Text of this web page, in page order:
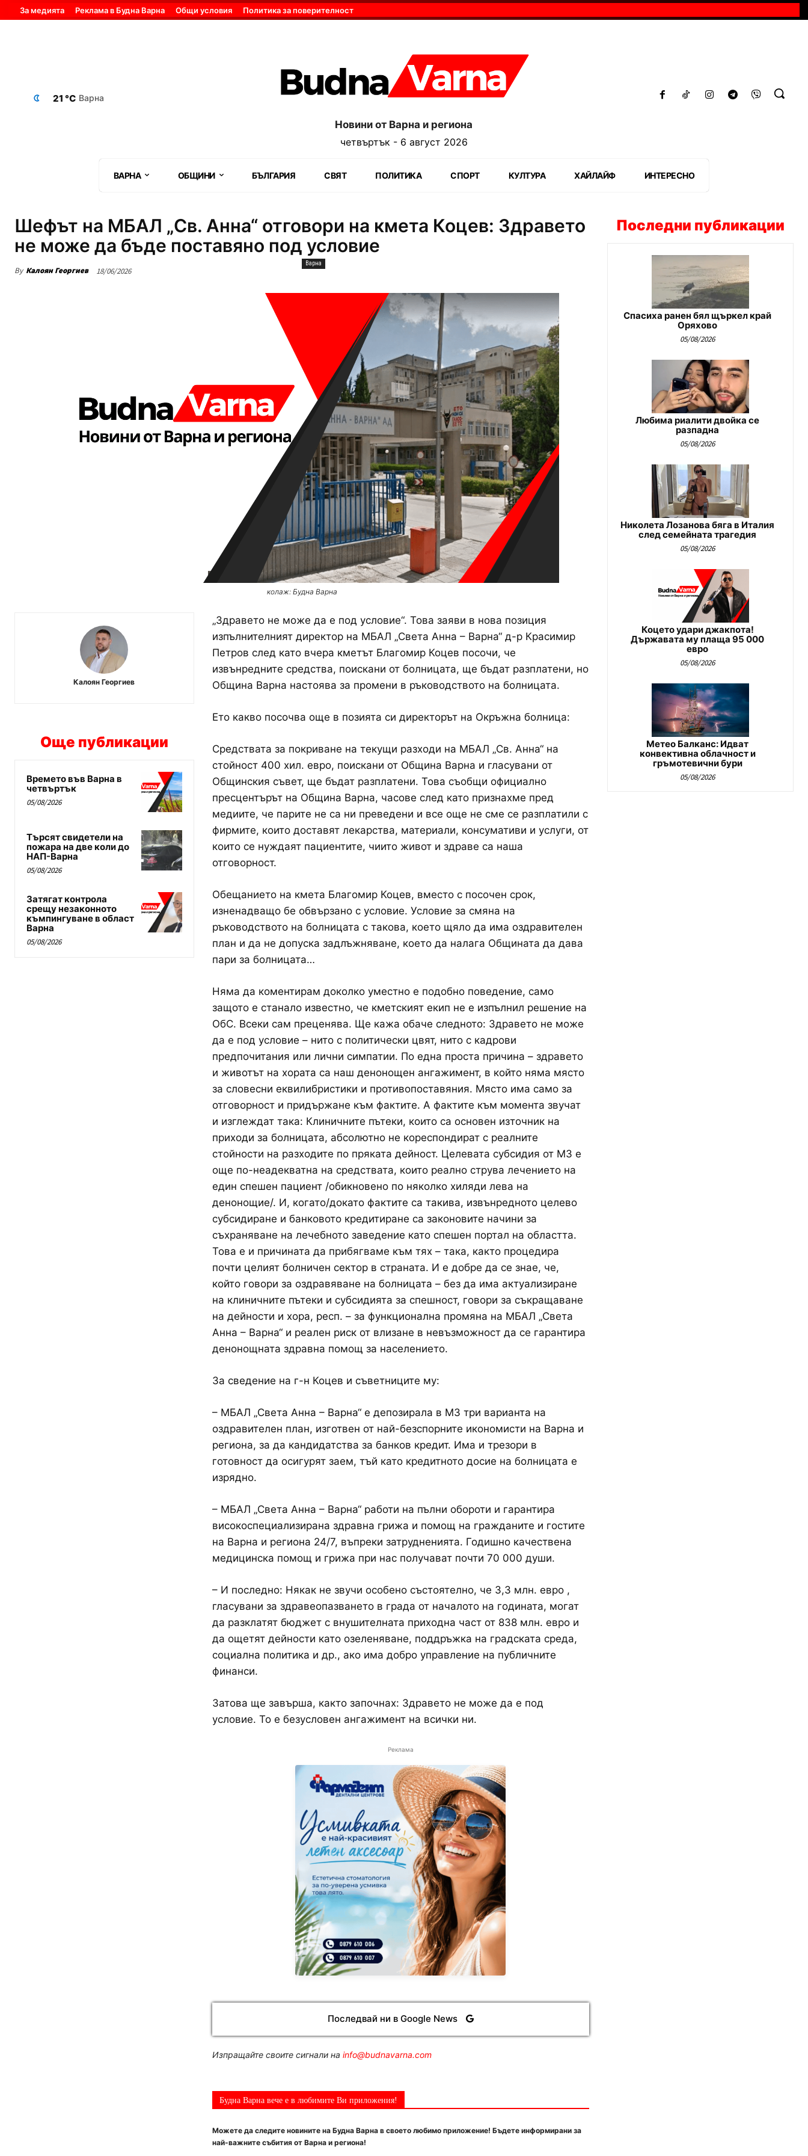
За медията Реклама в Будна Варна Общи условия Политика за поверителност
21 °C Варна
Новини от Варна и региона
четвъртък - 6 август 2026
ВАРНА ОБЩИНИ БЪЛГАРИЯ СВЯТ ПОЛИТИКА СПОРТ КУЛТУРА ХАЙЛАЙФ ИНТЕРЕСНО
Шефът на МБАЛ „Св. Анна“ отговори на кмета Коцев: Здравето
не може да бъде поставяно под условие
By Калоян Георгиев 18/06/2026
Варна
колаж: Будна Варна
Калоян Георгиев
Още публикации
Времето във Варна в
четвъртък
05/08/2026
Търсят свидетели на
пожара на две коли до
НАП-Варна
05/08/2026
Затягат контрола
срещу незаконното
къмпингуване в област
Варна
05/08/2026
„Здравето не може да е под условие“. Това заяви в нова позиция
изпълнителният директор на МБАЛ „Света Анна – Варна“ д-р Красимир
Петров след като вчера кметът Благомир Коцев посочи, че
извънредните средства, поискани от болницата, ще бъдат разплатени, но
Община Варна настоява за промени в ръководството на болницата.
Ето какво посочва още в позията си директорът на Окръжна болница:
Средствата за покриване на текущи разходи на МБАЛ „Св. Анна“ на
стойност 400 хил. евро, поискани от Община Варна и гласувани от
Общинския съвет, ще бъдат разплатени. Това съобщи официално
пресцентърът на Община Варна, часове след като признахме пред
медиите, че парите не са ни преведени и все още не сме се разплатили с
фирмите, които доставят лекарства, материали, консумативи и услуги, от
които се нуждаят пациентите, чиито живот и здраве са наша
отговорност.
Обещанието на кмета Благомир Коцев, вместо с посочен срок,
изненадващо бе обвързано с условие. Условие за смяна на
ръководството на болницата с такова, което щяло да има оздравителен
план и да не допуска задлъжняване, което да налага Общината да дава
пари за болницата…
Няма да коментирам доколко уместно е подобно поведение, само
защото е станало известно, че кметският екип не е изпълнил решение на
ОбС. Всеки сам преценява. Ще кажа обаче следното: Здравето не може
да е под условие – нито с политически цвят, нито с кадрови
предпочитания или лични симпатии. По една проста причина – здравето
и животът на хората са наш денонощен ангажимент, в който няма място
за словесни еквилибристики и противопоставяния. Място има само за
отговорност и придържане към фактите. А фактите към момента звучат
и изглеждат така: Клиничните пътеки, които са основен източник на
приходи за болницата, абсолютно не кореспондират с реалните
стойности на разходите по пряката дейност. Целевата субсидия от МЗ е
още по-неадекватна на средствата, които реално струва лечението на
един спешен пациент /обикновено по няколко хиляди лева на
денонощие/. И, когато/докато фактите са такива, извънредното целево
субсидиране и банковото кредитиране са законовите начини за
съхраняване на лечебното заведение като спешен портал на областта.
Това е и причината да прибягваме към тях – така, както процедира
почти целият болничен сектор в страната. И е добре да се знае, че,
който говори за оздравяване на болницата – без да има актуализиране
на клиничните пътеки и субсидията за спешност, говори за съкращаване
на дейности и хора, респ. – за функционална промяна на МБАЛ „Света
Анна – Варна“ и реален риск от влизане в невъзможност да се гарантира
денонощната здравна помощ за населението.
За сведение на г-н Коцев и съветниците му:
– МБАЛ „Света Анна – Варна“ е депозирала в МЗ три варианта на
оздравителен план, изготвен от най-безспорните икономисти на Варна и
региона, за да кандидатства за банков кредит. Има и трезори в
готовност да осигурят заем, тъй като кредитното досие на болницата е
изрядно.
– МБАЛ „Света Анна – Варна“ работи на пълни обороти и гарантира
високоспециализирана здравна грижа и помощ на гражданите и гостите
на Варна и региона 24/7, въпреки затрудненията. Годишно качествена
медицинска помощ и грижа при нас получават почти 70 000 души.
– И последно: Някак не звучи особено състоятелно, че 3,3 млн. евро ,
гласувани за здравеопазването в града от началото на годината, могат
да разклатят бюджет с внушителната приходна част от 838 млн. евро и
да ощетят дейности като озеленяване, поддръжка на градската среда,
социална политика и др., ако има добро управление на публичните
финанси.
Затова ще завърша, както започнах: Здравето не може да е под
условие. То е безусловен ангажимент на всички ни.
Реклама
Последвай ни в Google News
Изпращайте своите сигнали на info@budnavarna.com
Будна Варна вече е в любимите Ви приложения!
Можете да следите новините на Будна Варна в своето любимо приложение! Бъдете информирани за
най-важните събития от Варна и региона!
Последни публикации
Спасиха ранен бял щъркел край
Оряхово
05/08/2026
Любима риалити двойка се
разпадна
05/08/2026
Николета Лозанова бяга в Италия
след семейната трагедия
05/08/2026
Коцето удари джакпота!
Държавата му плаща 95 000
евро
05/08/2026
Метео Балканс: Идват
конвективна облачност и
гръмотевични бури
05/08/2026